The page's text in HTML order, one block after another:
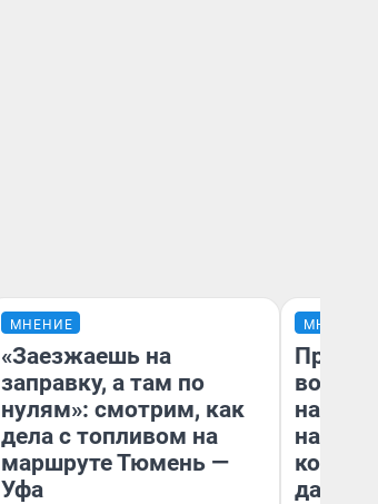
МНЕНИЕ
«Заезжаешь на
заправку, а там по
нулям»: смотрим, как
дела с топливом на
маршруте Тюмень —
Уфа
МНЕНИЕ
нам
даже